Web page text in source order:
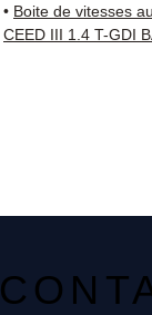
• Boite de vitesses
CEED III 1.4 T-GDI